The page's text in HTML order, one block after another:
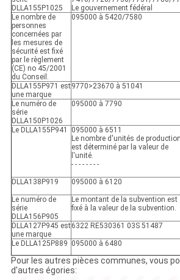
DLLA155P1025
Le gouvernement fédéral
Le nombre de
personnes
concernées par
les mesures de
sécurité est fixé
par le règlement
(CE) no 45/2001
du Conseil.
095000 à 5420/7580
DLLA155P971 est
une marque
9770>23670 à 51041
Le numéro de
série
DLLA150P1026
095000 à 7790
Le DLLA155P941
095000 à 6511
Le nombre d'unités de production
est déterminé par la valeur de
l'unité.
- - - - - - - -
DLLA138P919
095000 à 6120
Le numéro de
série
DLLA156P905
Le montant de la subvention est
fixé à la valeur de la subvention.
DLLA127P945 est
une marque
6322 RE530361 03S 51487
Le DLLA125P889 095000 à 6480
Pour les autres pièces communes, vous
d'autres égories: